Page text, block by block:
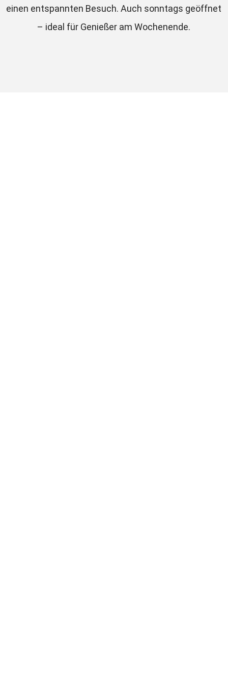
einen entspannten Besuch. Auch sonntags geöffnet
– ideal für Genießer am Wochenende.